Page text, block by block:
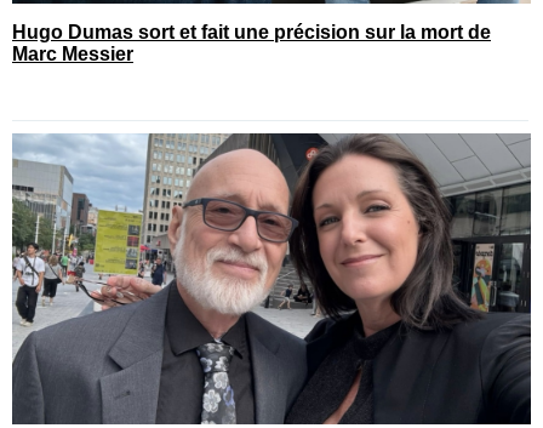
Hugo Dumas sort et fait une précision sur la mort de
Marc Messier